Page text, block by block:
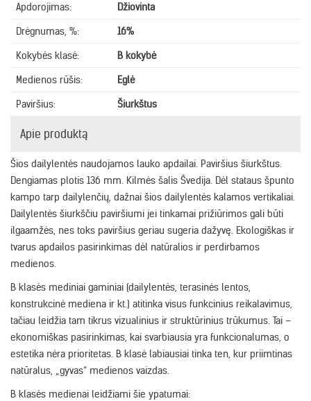
Apdorojimas:
Džiovinta
Drėgnumas, %:
16%
Kokybės klasė:
B kokybė
Medienos rūšis:
Eglė
Paviršius:
Šiurkštus
Apie produktą
Šios dailylentės naudojamos lauko apdailai. Paviršius šiurkštus.
Dengiamas plotis 136 mm. Kilmės šalis Švedija. Dėl stataus špunto
kampo tarp dailylenčių, dažnai šios dailylentės kalamos vertikaliai.
Dailylentės šiurkščiu paviršiumi jei tinkamai prižiūrimos gali būti
ilgaamžės, nes toks paviršius geriau sugeria dažyvę. Ekologiškas ir
tvarus apdailos pasirinkimas dėl natūralios ir perdirbamos
medienos.
B klasės mediniai gaminiai (dailylentės, terasinės lentos,
konstrukcinė mediena ir kt.) atitinka visus funkcinius reikalavimus,
tačiau leidžia tam tikrus vizualinius ir struktūrinius trūkumus. Tai –
ekonomiškas pasirinkimas, kai svarbiausia yra funkcionalumas, o
estetika nėra prioritetas. B klasė labiausiai tinka ten, kur priimtinas
natūralus, „gyvas“ medienos vaizdas.
B klasės medienai leidžiami šie ypatumai: